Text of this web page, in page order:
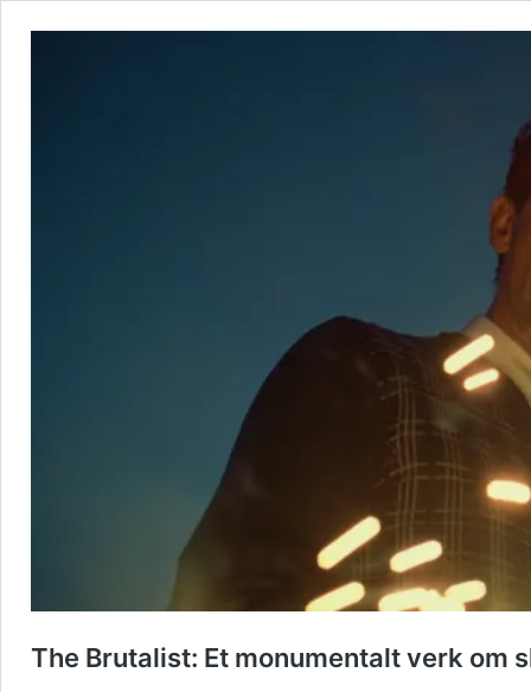
The Brutalist: Et monumentalt verk om